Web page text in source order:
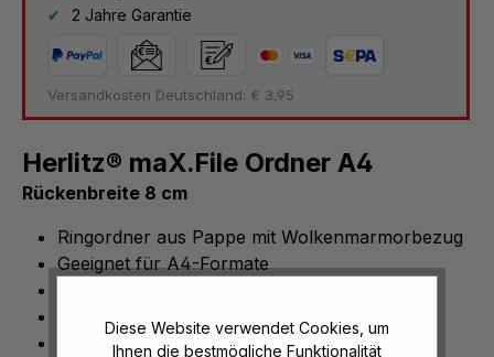
2 Jahre Garantie
Versandkosten Deutschland: € 3,95
Herlitz® maX.File Ordner A4
Rückenbreite 8 cm
Ringordner aus Pappe mit Wolkenmarmorbezug
Geeignet für A4-Formate
Maße: (B/T/H) 8 x 28,5 x 31,8 cm
Farbe: Schwarz
Diese Website verwendet Cookies, um
Ihnen die bestmögliche Funktionalität